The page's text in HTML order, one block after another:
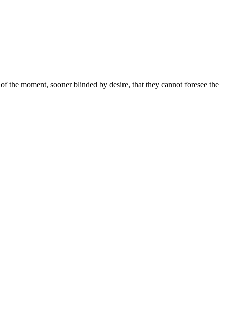
the moment, sooner blinded by desire, that they cannot foresee the